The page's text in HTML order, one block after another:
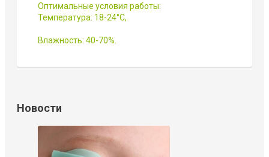
Оптимальные условия работы:
Температура: 18-24°С,
Влажность: 40-70%.
Новости